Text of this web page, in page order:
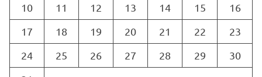
10
11 12 13 14 15
16
17
18 19 20 21 22
23
24
25 26 27 28 29
30